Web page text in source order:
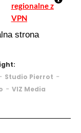
regionalne z
VPN
strona
Studio Pierrot -
- VIZ Media